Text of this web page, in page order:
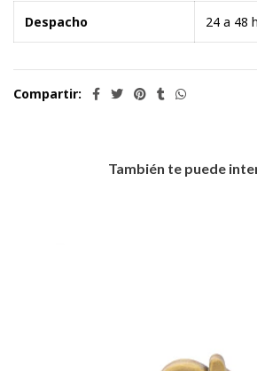
Despacho 24 a 48
Compartir:
También te puede